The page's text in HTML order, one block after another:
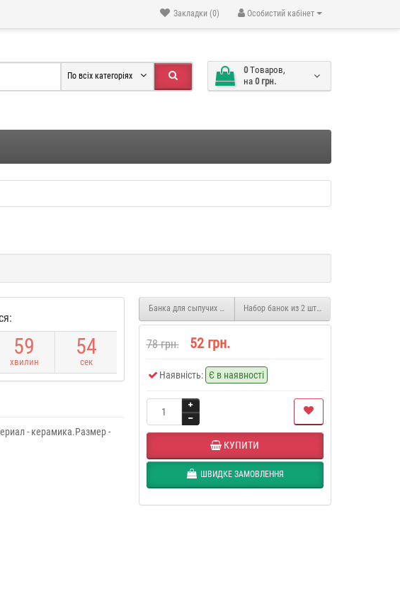
Особистий кабінет
Закладки (0)
0 Tоваров,
на 0 грн.
По всіх категоріях
59
хвилин
54
сек
- керамика.Размер -
Банка для сыпучих продуктов CF037Набор банок из 2 шт "Italian Coffee" CF729
78 грн. 52 грн.
Наявність: Є в наявності
КУПИТИ
ШВИДКЕ ЗАМОВЛЕННЯ